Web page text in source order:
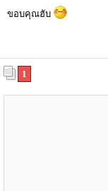
ขอบคุณฮับ
1